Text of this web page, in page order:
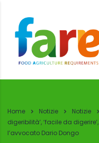
Home Notizie Notizie
digeribilità’, ‘facile da
l’avvocato Dario Dongo